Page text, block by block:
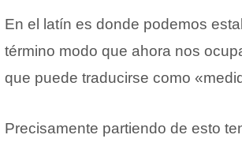
En el latín es donde podemos
término modo que ahora nos
que puede traducirse como
Precisamente partiendo de esto